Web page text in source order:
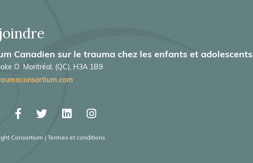
Canadien sur le trauma chez les enfants et adolescents
O. Montréal, (QC), H3A 1B9
Consortium | Termes et conditions